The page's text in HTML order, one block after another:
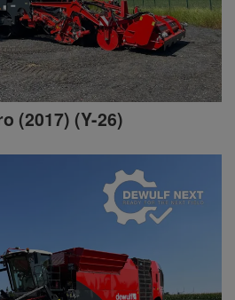
(2017) (Y-26)